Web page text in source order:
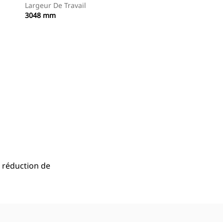
Largeur De Travail
3048 mm
réduction de